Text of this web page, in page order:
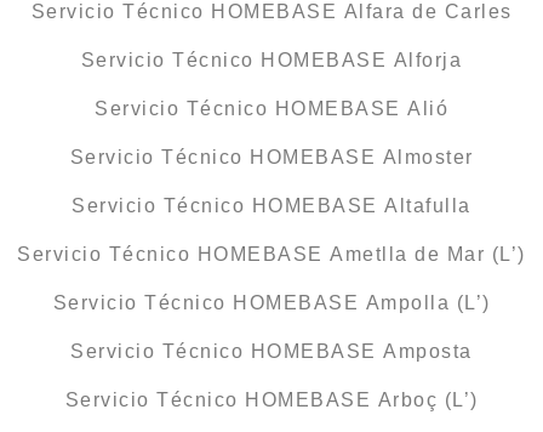
Servicio Técnico HOMEBASE Alfara de Carles
Servicio Técnico HOMEBASE Alforja
Servicio Técnico HOMEBASE Alió
Servicio Técnico HOMEBASE Almoster
Servicio Técnico HOMEBASE Altafulla
Servicio Técnico HOMEBASE Ametlla de Mar (L’)
Servicio Técnico HOMEBASE Ampolla (L’)
Servicio Técnico HOMEBASE Amposta
Servicio Técnico HOMEBASE Arboç (L’)